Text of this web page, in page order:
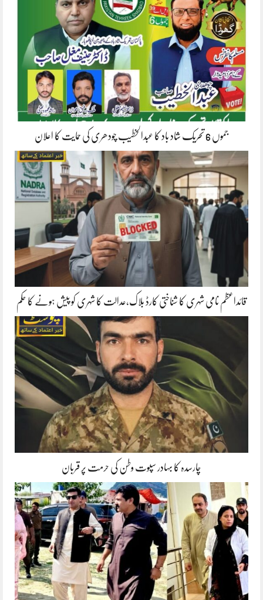
جموں 6 تحریک شاد باد کا عبدالخطیب چودھری کی حمایت کا اعلان
قائداعظم نامی شہری کا شناختی کارڈ بلاک،عدالت کا شہری کو پیش ہونے کا حکم
چارسدہ کا بہادر سپوت وطن کی حرمت پر قربان